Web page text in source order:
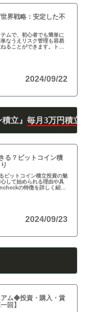
界戦略：安定した不
ムで、初心者でも簡単に
なうえリスク管理も容易
ることができます。トラ
2024/09/22
立』 毎月3万円積立
る？ビットコイン積
ビットコイン積立投資の魅
して始められる理由や具
の特徴を詳しく紹
2024/09/23
ム◆投資・購入・賃
回】